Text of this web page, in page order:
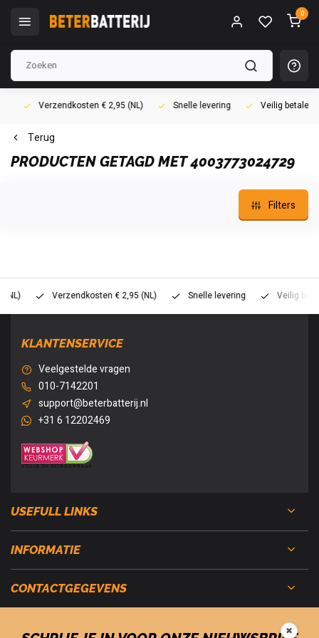
0
Verzendkosten € 2,95 (NL) Snelle levering Veilig betalen
Terug
PRODUCTEN GETAGD MET 4003773024729
Filters
Verzendkosten € 2,95 (NL) Snelle levering Veilig betalen
KLANTENSERVICE
Veelgestelde vragen
010-7142201
support@beterbatterij.nl
+31 6 12202469
USEFULL LINKS
INFORMATIE
CONTACTGEGEVENS
✖